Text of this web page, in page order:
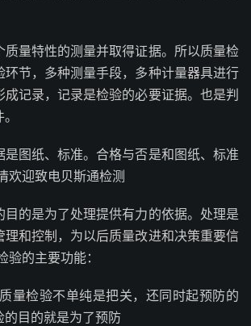
质量特性的测量并取得证据。所以质量检
环节，多种测量手段，多种计量器具进行
记录，记录是检验的必要证据。也是判
是图纸、标准。合格与否是和图纸、标准
欢迎致电贝斯通检测
目的是为了处理提供有力的依据。处理是
理和控制，为以后质量改进和决策重要信
验的主要功能：
量检验不单纯是把关，还同时起预防的
目的就是为了预防